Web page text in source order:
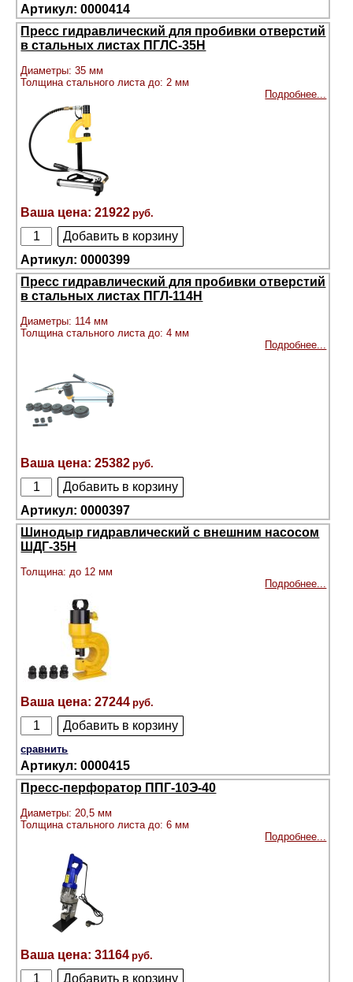
0000414
Пресс гидравлический для пробивки отверстий
в стальных листах ПГЛC-35Н
Диаметры: 35 мм
Толщина стального листа до: 2 мм
Подробнее...
21922
0000399
Пресс гидравлический для пробивки отверстий
в стальных листах ПГЛ-114Н
Диаметры: 114 мм
Толщина стального листа до: 4 мм
Подробнее...
25382
0000397
Шинодыр гидравлический с внешним насосом
ШДГ-35Н
Толщина: до 12 мм
Подробнее...
27244
сравнить
0000415
Пресс-перфоратор ППГ-10Э-40
Диаметры: 20,5 мм
Толщина стального листа до: 6 мм
Подробнее...
31164